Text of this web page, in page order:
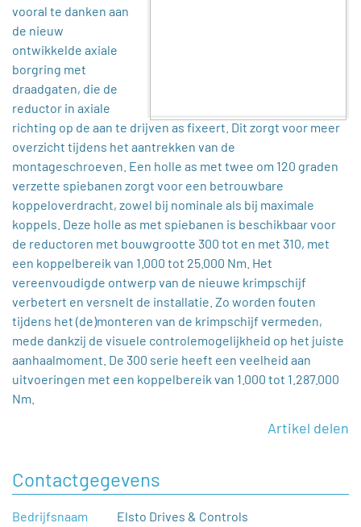
vooral te danken aan
de nieuw
ontwikkelde axiale
borgring met
draadgaten, die de
reductor in axiale
richting op de aan te drijven as fixeert. Dit zorgt voor meer
overzicht tijdens het aantrekken van de
montageschroeven. Een holle as met twee om 120 graden
verzette spiebanen zorgt voor een betrouwbare
koppeloverdracht, zowel bij nominale als bij maximale
koppels. Deze holle as met spiebanen is beschikbaar voor
de reductoren met bouwgrootte 300 tot en met 310, met
een koppelbereik van 1.000 tot 25.000 Nm. Het
vereenvoudigde ontwerp van de nieuwe krimpschijf
verbetert en versnelt de installatie. Zo worden fouten
tijdens het (de)monteren van de krimpschijf vermeden,
mede dankzij de visuele controlemogelijkheid op het juiste
aanhaalmoment. De 300 serie heeft een veelheid aan
uitvoeringen met een koppelbereik van 1.000 tot 1.287.000
Nm.
Artikel delen
Contactgegevens
Bedrijfsnaam
Elsto Drives & Controls